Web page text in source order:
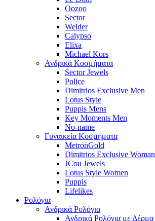
Oozoo
Sector
Welder
Calypso
Elixa
Michael Kors
Ανδρικά Κοσμήματα
Sector Jewels
Police
Dimitrios Exclusive Men
Lotus Style
Puppis Mens
Key Moments Men
No-name
Γυναικεία Κοσμήματα
MetronGold
Dimitrios Exclusive Woman
JCou Jewels
Lotus Style Women
Puppis
Lifelikes
Ρολόγια
Ανδρικά Ρολόγια
Ανδρικά Ρολόγια με Δέρμα